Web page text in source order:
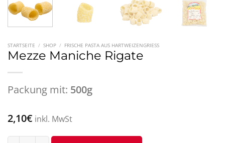
STARTSEITE / SHOP / FRISCHE PASTA AUS HARTWEIZENGRIESS
Mezze Maniche Rigate
Packung mit: 500g
2,10€ inkl. MwSt